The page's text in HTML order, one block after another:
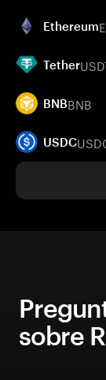
Ethereum
Tether
BNBBNB
USDC
sobre